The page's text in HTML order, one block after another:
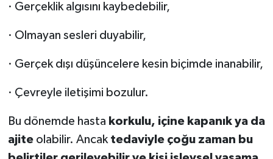
· Gerçeklik algısını kaybedebilir,
· Olmayan sesleri duyabilir,
· Gerçek dışı düşüncelere kesin biçimde inanabilir,
· Çevreyle iletişimi bozulur.
Bu dönemde hasta korkulu, içine kapanık ya da
ajiteolabilir. Ancak tedaviyle çoğu zaman bu